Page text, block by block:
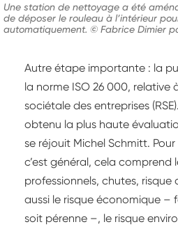
Une station de nettoyage a été
de déposer le rouleau à l’intérieur
automatiquement. © Fabrice Dimier
Autre étape importante : la
la norme ISO 26 000, relative
sociétale des entreprises
obtenu la plus haute
se réjouit Michel Schmitt.
c’est général, cela comprend
professionnels, chutes, risque
aussi le risque économique –
soit pérenne –, le risque